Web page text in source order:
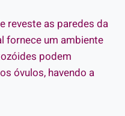
reveste as paredes da
fornece um ambiente
podem
óvulos, havendo a